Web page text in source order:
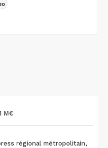
M€
régional métropolitain,